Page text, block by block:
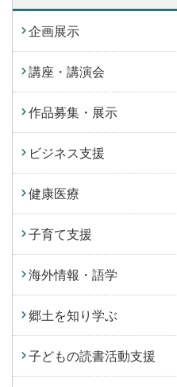
企画展示
講座・講演会
作品募集・展示
ビジネス支援
健康医療
子育て支援
海外情報・語学
郷土を知り学ぶ
子どもの読書活動支援